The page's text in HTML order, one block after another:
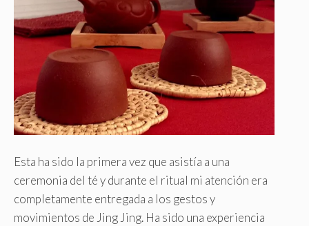
Esta ha sido la primera vez que asistía a una
ceremonia del té y durante el ritual mi atención era
completamente entregada a los gestos y
movimientos de Jing Jing. Ha sido una experiencia